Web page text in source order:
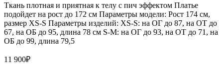
Ткань плотная и приятная к телу с пич эффектом Платье
подойдет на рост до 172 см Параметры модели: Рост 174 см,
размер XS-S Параметры изделий: XS-S: на ОГ до 87, на ОТ до
67, на ОБ до 95, длина 78 см S-M: на ОГ до 93, на ОТ до 71, на
ОБ до 99, длина 79,5
11 900₽